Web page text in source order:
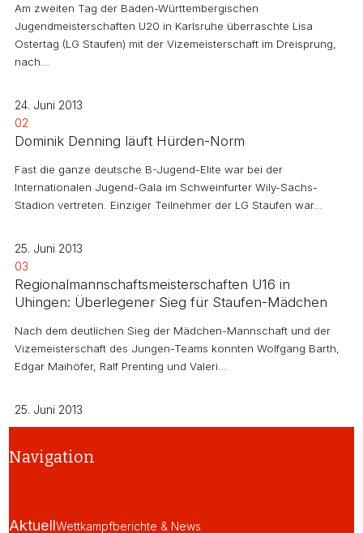
Am zweiten Tag der Baden-Württembergischen
Jugendmeisterschaften U20 in Karlsruhe überraschte Lisa
Ostertag (LG Staufen) mit der Vizemeisterschaft im Dreisprung,
nach…
24. Juni 2013
02
Dominik Denning läuft Hürden-Norm
Fast die ganze deutsche B-Jugend-Elite war bei der
Internationalen Jugend-Gala im Schweinfurter Wily-Sachs-
Stadion vertreten. Einziger Teilnehmer der LG Staufen war…
25. Juni 2013
03
Regionalmannschaftsmeisterschaften U16 in
Uhingen: Überlegener Sieg für Staufen-Mädchen
Nach dem deutlichen Sieg der Mädchen-Mannschaft und der
Vizemeisterschaft des Jungen-Teams konnten Wolfgang Barth,
Edgar Maihöfer, Ralf Prenting und Valeri…
25. Juni 2013
Navigation
AktuellWettkampfberichte & News